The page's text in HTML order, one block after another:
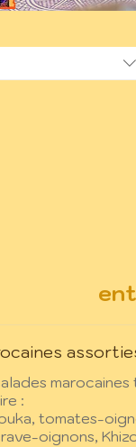
marocaines
:
tomates-
oignons,